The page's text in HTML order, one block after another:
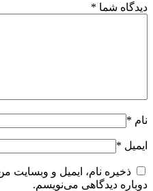
دیدگاه شما *
نام *
ایمیل *
ذخیره نام، ایمیل و وبسایت
دوباره دیدگاهی می‌نویسم.